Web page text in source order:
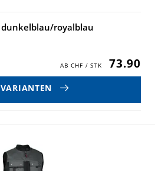
dunkelblau/royalblau
73.90